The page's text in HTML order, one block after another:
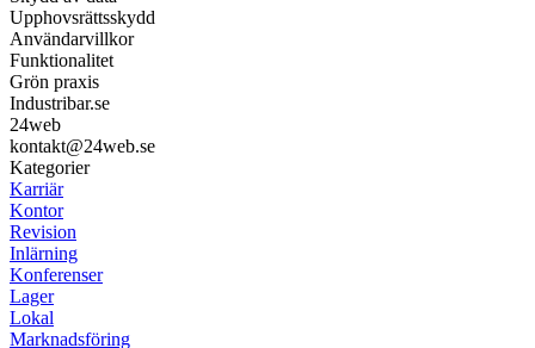
Upphovsrättsskydd
Användarvillkor
Funktionalitet
Grön praxis
Industribar.se
24web
kontakt@24web.se
Kategorier
Karriär
Kontor
Revision
Inlärning
Konferenser
Lager
Lokal
Marknadsföring